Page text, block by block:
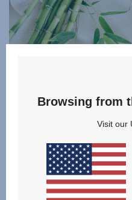
VOOR
Bescherm uw kind
Browsing from
Visit our